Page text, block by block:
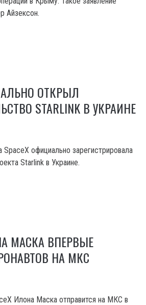
Айзексон.
ОТКРЫЛ
STARLINK В УКРАИНЕ
официально зарегистрировала
Starlink в Украине.
МАСКА ВПЕРВЫЕ
НА МКС
Илона Маска отправится на МКС в